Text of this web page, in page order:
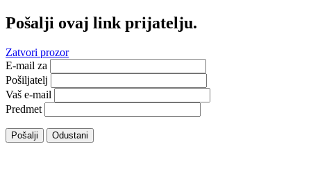
Pošalji ovaj link prijatelju.
Zatvori prozor
E-mail za
Pošiljatelj
Vaš e-mail
Predmet
Pošalji Odustani